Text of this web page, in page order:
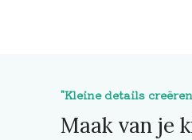
"Kleine details
Maak van je